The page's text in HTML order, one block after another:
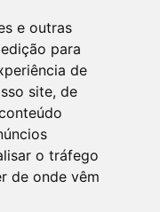
e outras
para
de
site, de
o tráfego
de onde vêm